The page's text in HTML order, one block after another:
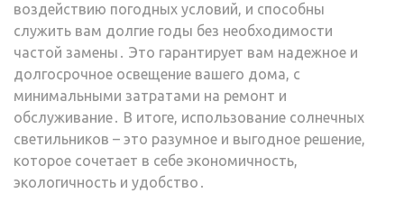
воздействию погодных условий, и способны
служить вам долгие годы без необходимости
частой замены․ Это гарантирует вам надежное и
долгосрочное освещение вашего дома, с
минимальными затратами на ремонт и
обслуживание․ В итоге, использование солнечных
светильников – это разумное и выгодное решение,
которое сочетает в себе экономичность,
экологичность и удобство․